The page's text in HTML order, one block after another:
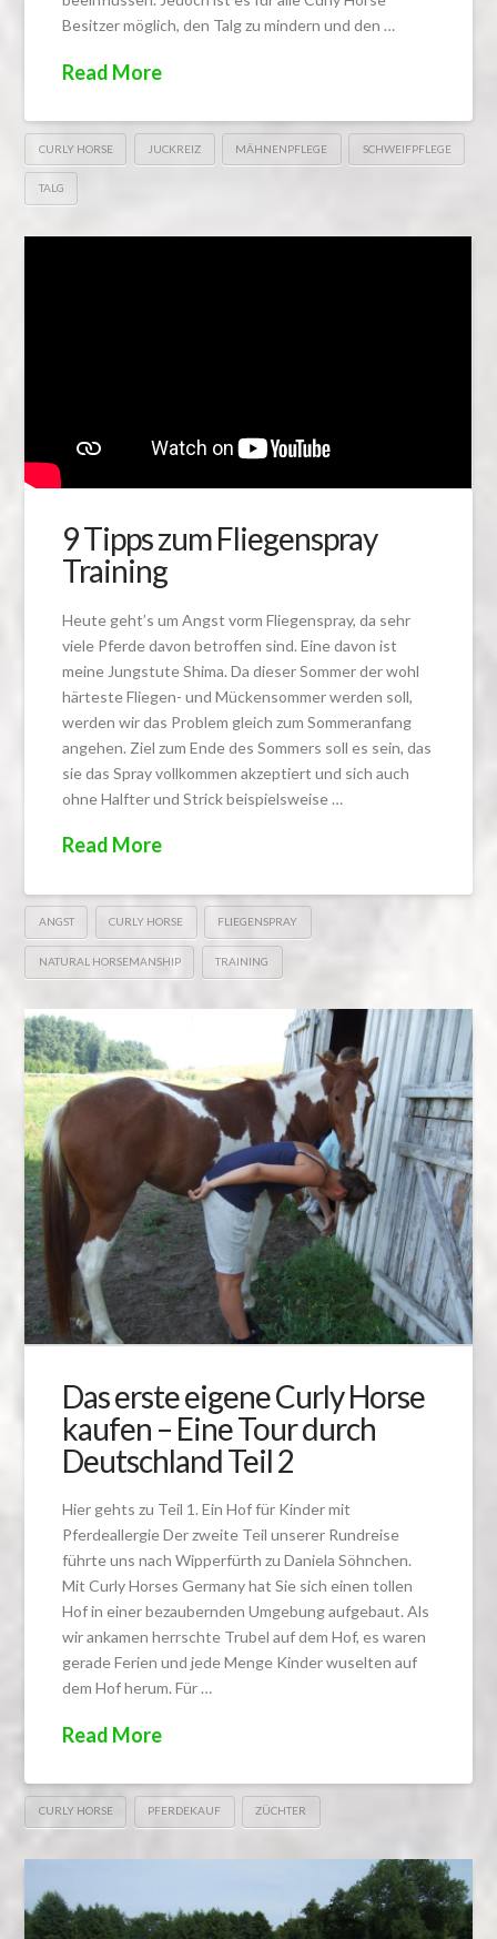
Besitzer möglich, den Talg zu mindern und den …
Read More
CURLY HORSE JUCKREIZ MÄHNENPFLEGE SCHWEIFPFLEGE
TALG
9 Tipps zum Fliegenspray
Training
Heute geht’s um Angst vorm Fliegenspray, da sehr
viele Pferde davon betroffen sind. Eine davon ist
meine Jungstute Shima. Da dieser Sommer der wohl
härteste Fliegen- und Mückensommer werden soll,
werden wir das Problem gleich zum Sommeranfang
angehen. Ziel zum Ende des Sommers soll es sein, das
sie das Spray vollkommen akzeptiert und sich auch
ohne Halfter und Strick beispielsweise …
Read More
ANGST CURLY HORSE FLIEGENSPRAY
NATURAL HORSEMANSHIP TRAINING
Das erste eigene Curly Horse
kaufen – Eine Tour durch
Deutschland Teil 2
Hier gehts zu Teil 1. Ein Hof für Kinder mit
Pferdeallergie Der zweite Teil unserer Rundreise
führte uns nach Wipperfürth zu Daniela Söhnchen.
Mit Curly Horses Germany hat Sie sich einen tollen
Hof in einer bezaubernden Umgebung aufgebaut. Als
wir ankamen herrschte Trubel auf dem Hof, es waren
gerade Ferien und jede Menge Kinder wuselten auf
dem Hof herum. Für …
Read More
CURLY HORSE PFERDEKAUF ZÜCHTER